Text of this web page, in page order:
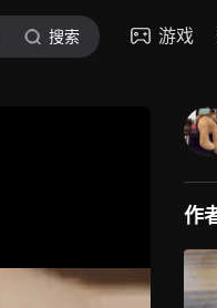
搜索 游戏
作